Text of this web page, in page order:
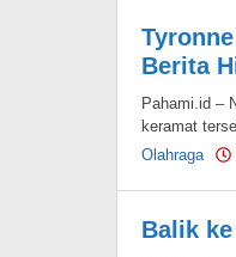
Berita
Pahami.id –
keramat
Olahraga
Balik